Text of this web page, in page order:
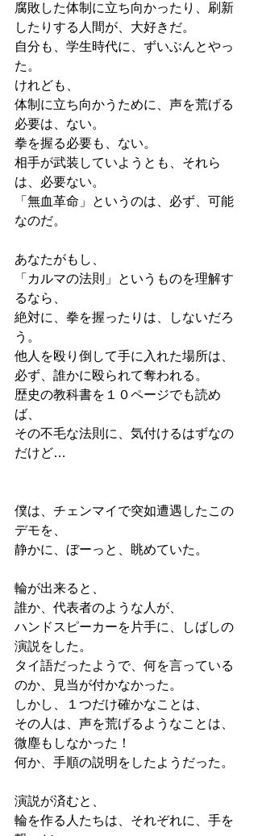
腐敗した体制に立ち向かったり、刷新
したりする人間が、大好きだ。
自分も、学生時代に、ずいぶんとやっ
た。
けれども、
体制に立ち向かうために、声を荒げる
必要は、ない。
拳を握る必要も、ない。
相手が武装していようとも、それら
は、必要ない。
「無血革命」というのは、必ず、可能
なのだ。
あなたがもし、
「カルマの法則」というものを理解す
るなら、
絶対に、拳を握ったりは、しないだろ
う。
他人を殴り倒して手に入れた場所は、
必ず、誰かに殴られて奪われる。
歴史の教科書を１０ページでも読め
ば、
その不毛な法則に、気付けるはずなの
だけど…
僕は、チェンマイで突如遭遇したこの
デモを、
静かに、ぼーっと、眺めていた。
輪が出来ると、
誰か、代表者のような人が、
ハンドスピーカーを片手に、しばしの
演説をした。
タイ語だったようで、何を言っている
のか、見当が付かなかった。
しかし、１つだけ確かなことは、
その人は、声を荒げるようなことは、
微塵もしなかった！
何か、手順の説明をしたようだった。
演説が済むと、
輪を作る人たちは、それぞれに、手を